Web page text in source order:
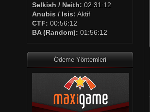
Selkish / Neith: 02:31:12
Anubis / Isis: Aktif
CTF: 00:56:12
BA (Random): 01:56:12
Ödeme Yöntemleri